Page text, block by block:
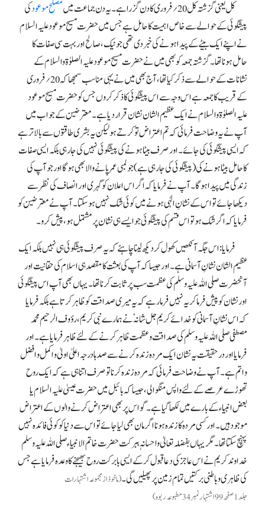
کل یعنی گزشتہ کل 20؍فروری کا دن گزرا ہے۔ یہ دن جماعت میں مصلح موعودکی
پیشگوئی کے حوالے سے خاص اہمیت کا حامل ہے جس میں حضرت مسیح موعود علیہ السلام
نے اپنے ایک بیٹے کے پیدا ہونے کی خبر دی تھی جو نیک، صالح اور بہت سی صفات کا
حامل ہونا تھا۔ گزشتہ جمعہ کو بھی میں نے حضرت مسیح موعود علیہ الصلوٰۃ والسلام کے
نشانات کے حوالے سے ذکر کیا تھا، آج بھی میں نے یہی مناسب سمجھا کہ 20؍فروری
کے قریب کا جمعہ ہے اس وجہ سے اس پیشگوئی کا ذکر کروں جس کو حضرت مسیح موعود
علیہ الصلوٰۃ والسلام نے ایک عظیم الشان نشان قرار دیا ہے۔ معترضین کے جواب میں
آپ نے یہ وضاحت فرمائی کہ تم اعتراض تو کرتے ہو لیکن یہ بشری طاقتوں سے بالا تر ہے
کہ ایسی پیشگوئی کی جائے۔ اور صرف بیٹا ہونے کی پیشگوئی نہیں کی جا رہی بلکہ ایسی صفات
کا حامل بیٹا ہونے کی(پیشگوئی کی جا رہی ہے) جو لمبی عمر پانے والا بھی ہو گا اور جو آپ کی
زندگی میں پیدا ہو گا۔ آپ نے فرمایا کہ اگر اس اعلان کو گہری اور انصاف کی نظر سے
دیکھا جائے تو اس کے نشانِ الٰہی ہونے میں کوئی شک نہیں ہو سکتا۔ آپ نے معترضین کو
فرمایا کہ اگر شک ہو تو اس قسم کی پیشگوئی جو ایسے ہی نشان پر مشتمل ہو، پیش کرو۔
فرمایا: اس جگہ آنکھیں کھول کر دیکھ لینا چاہئے کہ یہ صرف پیشگوئی ہی نہیں بلکہ ایک
عظیم الشان نشانِ آسمانی ہے۔ اور جیسا کہ آپ کی بعثت کا مقصد ہی اسلام کی حقانیت اور
آنحضرت صلی اللہ علیہ وسلم کی عظمت سب پر ثابت کرنا تھا۔ یہاں بھی آپ اس پیشگوئی
اور نشان کو پیش فرما کر یہ نہیں فرما رہے کہ یہ میری صداقت کو ظاہر کرتا ہے بلکہ فرمایا
کہ اس نشانِ آسمانی کو خدائے کریم جل شانہٗ نے ہمارے نبی کریم، رؤوف الرحیم محمد
مصطفی صلی اللہ علیہ وسلم کی صداقت و عظمت ظاہر کرنے کے لئے ظاہر فرمایا ہے۔ اور
فرمایا اور درحقیقت یہ نشان ایک مردہ زندہ کرنے سے صدہا درجہ اعلیٰ اولیٰ و اکمل و افضل
و اتم ہے۔ آپ نے وضاحت فرمائی کہ مردہ زندہ کرنا تو صرف اتنا ہی ہے کہ ایک روح
تھوڑے عرصے کے لئے واپس منگوا لی، جیسا کہ بائبل میں حضرت عیسیٰ علیہ السلام یا
بعض انبیاء کے بارے میں لکھا گیا ہے۔ گو اس پر بھی اعتراض کرنے والوں کے اعتراض
موجود ہیں۔ اور کسی مردہ کا زندہ ہونا اگر مان بھی لیا جائے تو اس سے دنیا کو کوئی فائدہ نہیں
پہنچ سکتا تھا۔ مگر یہاں بفضلہ تعالیٰ واحسانہٖ ببرکت حضرت خاتم الانبیاء صلی اللہ علیہ وسلم
خدا وند کریم نے اس عاجز کی دعا قبول کر کے ایسی بابرکت روح بھیجنے کا وعدہ فرمایا ہے جس
کی ظاہری و باطنی برکتیں تمام زمین پر پھیلیں گی۔(ماخوذ از مجموعہ اشتہارات
جلد 1صفحہ99اشتہار نمبر34مطبوعہ ربوہ)